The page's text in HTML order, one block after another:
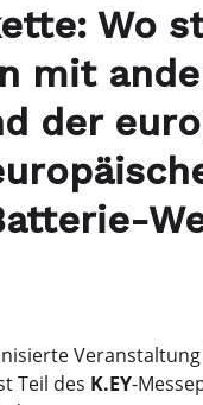
Wo
mit
der
Veranstaltung
Teil des K.EY-